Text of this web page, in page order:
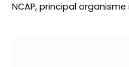
NCAP, principal